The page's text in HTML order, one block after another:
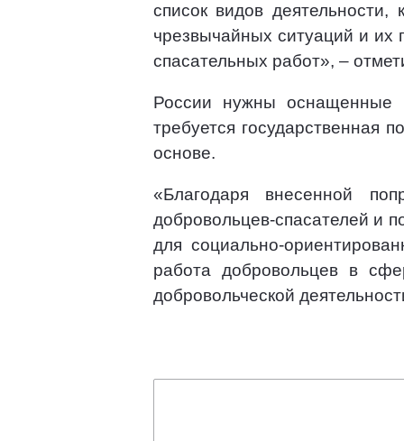
список видов
чрезвычайных ситуаций и их
спасательных работ», –
России нужны оснащенные
требуется государственная
основе.
«Благодаря внесенной
добровольцев-спасателей и
для социально-
работа добровольцев в
добровольческой